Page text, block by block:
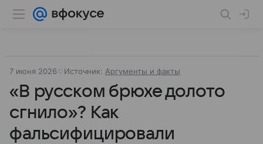
7 июня 2026 Источник: Аргументы и факты
«В русском брюхе долото
сгнило»? Как
фальсифицировали